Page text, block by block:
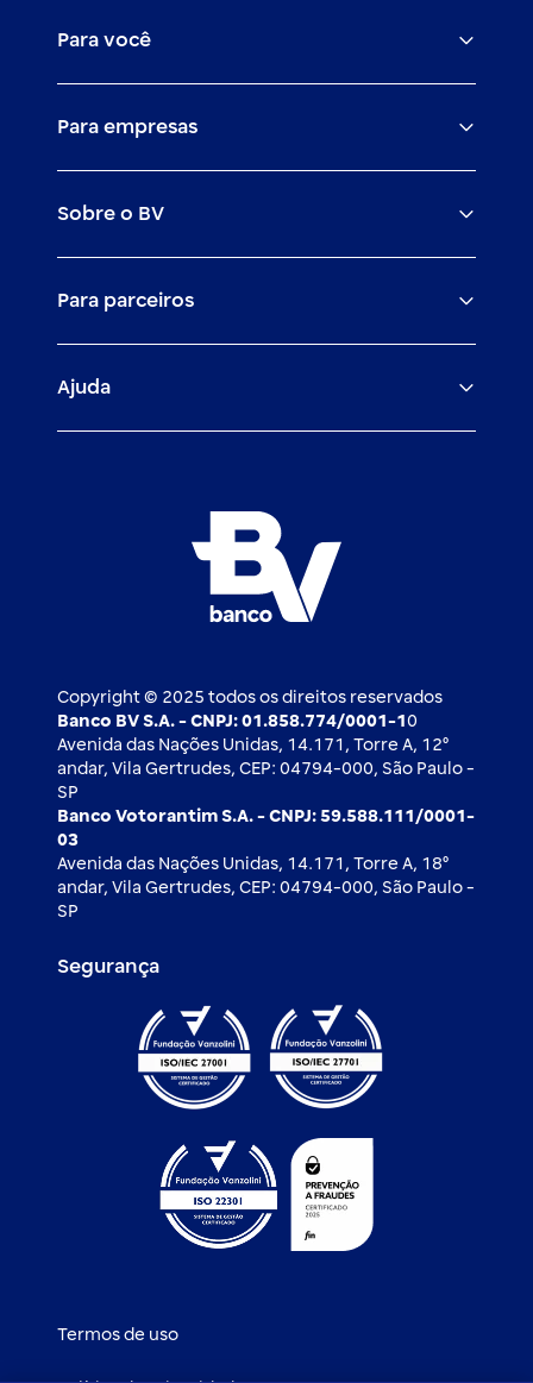
Para você
Investimentos
Para empresas
Empréstimos e financiamentos
Mercado de Capitais
Câmbio e Comércio exterior
Sobre o BV
Trabalhe com a gente
Relação com investidores
Notícias Econômicas
Para parceiros
Demais parceiros
Ajuda
Copyright © 2025 todos os direitos reservados
Banco BV S.A. - CNPJ: 01.858.774/0001-1 0
Avenida das Nações Unidas, 14.171, Torre A, 12⁰
andar, Vila Gertrudes, CEP: 04794-000, São Paulo -
SP
Banco Votorantim S.A. - CNPJ: 59.588.111/0001-
03
Avenida das Nações Unidas, 14.171, Torre A, 18⁰
andar, Vila Gertrudes, CEP: 04794-000, São Paulo -
SP
Segurança
Termos de uso